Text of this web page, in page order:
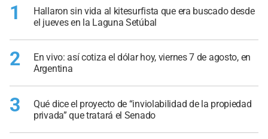
1
Hallaron sin vida al kitesurfista que era buscado desde
el jueves en la Laguna Setúbal
2
En vivo: así cotiza el dólar hoy, viernes 7 de agosto, en
Argentina
3
Qué dice el proyecto de “inviolabilidad de la propiedad
privada” que tratará el Senado